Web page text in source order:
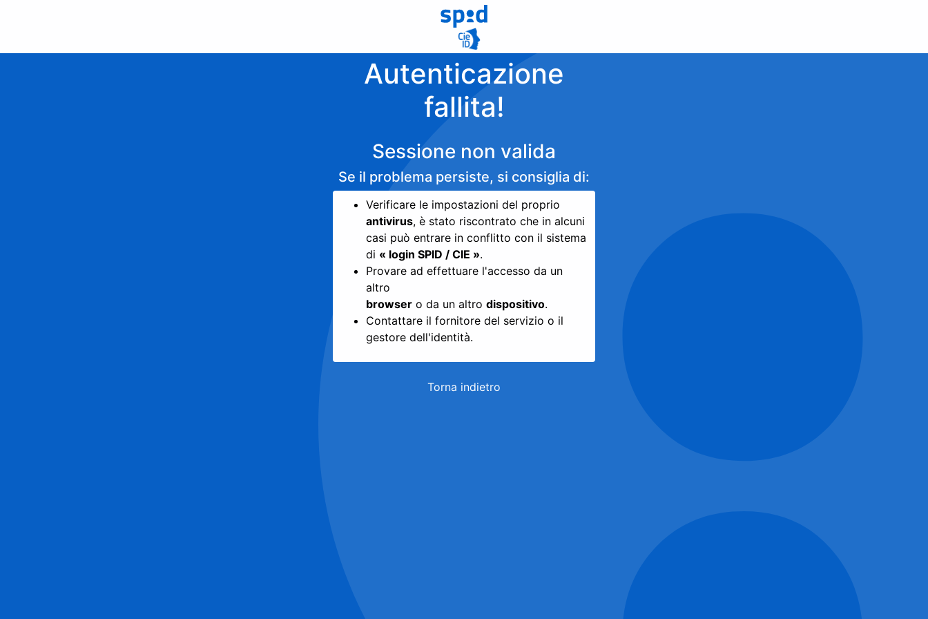
Autenticazione
fallita!
Sessione non valida
Se il problema persiste, si consiglia di:
Verificare le impostazioni del proprio
antivirus, è stato riscontrato che in alcuni
casi può entrare in conflitto con il sistema
di « login SPID / CIE ».
Provare ad effettuare l'accesso da un
altro
browser o da un altro dispositivo.
Contattare il fornitore del servizio o il
gestore dell'identità.
Torna indietro